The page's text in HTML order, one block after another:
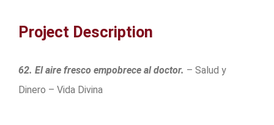
Project Description
62. El aire fresco empobrece al doctor. – Salud y
Dinero – Vida Divina